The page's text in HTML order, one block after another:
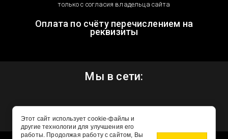
только с согласия владельца сайта
Оплата по счёту перечислением на
реквизиты
Мы в сети:
Этот сайт использует cookie-файлы и
другие технологии для улучшения его
работы. Продолжая работу с сайтом, Вы